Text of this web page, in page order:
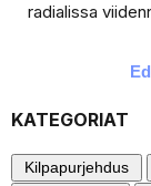
radialissa
KATEGORIAT
Kilpapurjehdus